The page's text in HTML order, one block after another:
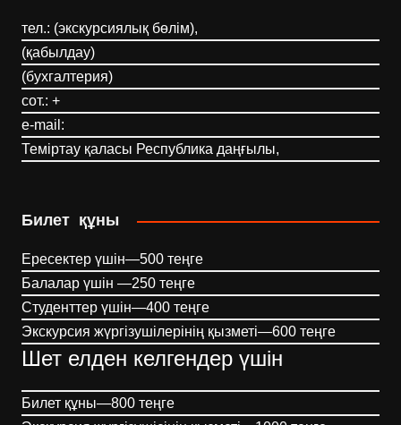
тел.: (экскурсиялық бөлім),
(қабылдау)
(бухгалтерия)
сот.: +
e-mail:
Теміртау қаласы Республика даңғылы,
Билет құны
Ересектер үшін—500 теңге
Балалар үшін —250 теңге
Студенттер үшін—400 теңге
Экскурсия жүргізушілерінің қызметі—600 теңге
Шет елден келгендер үшін
Билет құны—800 теңге